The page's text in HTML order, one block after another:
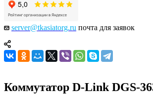
server@tkasiatorg.ru почта для заявок
Коммутатор D-Link DGS-